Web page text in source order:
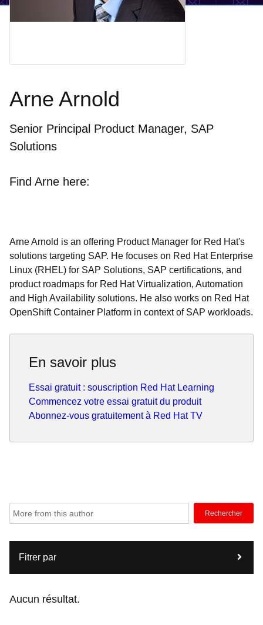
Arne Arnold
Senior Principal Product Manager, SAP
Solutions
Find Arne here:
Arne Arnold is an offering Product Manager for Red Hat's
solutions targeting SAP. He focuses on Red Hat Enterprise
Linux (RHEL) for SAP Solutions, SAP certifications, and
product roadmaps for Red Hat Virtualization, Automation
and High Availability solutions. He also works on Red Hat
OpenShift Container Platform in context of SAP workloads.
En savoir plus
Essai gratuit : souscription Red Hat Learning
Commencez votre essai gratuit du produit
Abonnez-vous gratuitement à Red Hat TV
Rechercher
Fitrer par
Aucun résultat.